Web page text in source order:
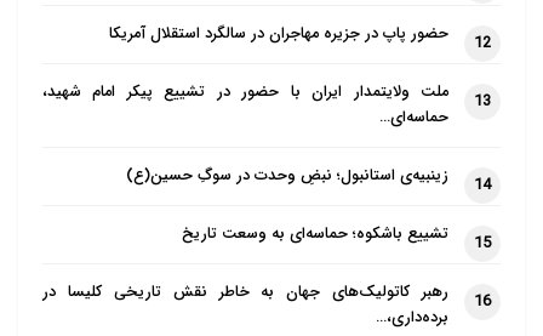
12 حضور پاپ در جزیره مهاجران در سالگرد استقلال آمریکا
13
ملت ولایتمدار ایران با حضور در تشییع پیکر امام شهید،
حماسه‌ای…
14 زینبیه‌ی استانبول؛ نبضِ وحدت در سوگِ حسین(ع)
15 تشییع باشکوه؛ حماسه‌ای به وسعت تاریخ
16
رهبر کاتولیک‌های جهان به خاطر نقش تاریخی کلیسا در
برده‌داری،…